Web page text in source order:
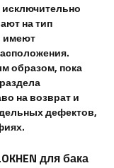
на тип
имеют
образом, пока
на возврат и
дефектов,
для бака